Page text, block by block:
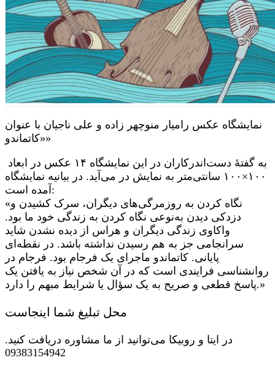
نمایشگاه عکس رامیار منوچهر زاده و علی ناجیان با عنوان
«کاتماندو»
۱۰۰×۱۰۰ سانتی‌متر به نمایش در می‌آید. در بیانیه نمایشگاه
آمده است:
«نگاه کردن به روزمرگی‌های دیگران، سرک کشیدن و
دزدکی دیدن به‌نوعی نگاه کردن به زندگی خود ما بود.
واکاوی زندگی دیگران و هراس از دیده نشدن شاید
سرانجامی جز به هم رسیدن نداشته باشد. در نقطه‌ای
پایانی. کاتماندو ماجرای یک فرجام بود. فرجام در
روانشناسی فرایندی است که در آن شخص نیاز به یافتن یک
پاسخ قطعی و صریح به یک سؤال یا شرایط مبهم را دارد.»
محل تبلیغ شما اینجاست
در ایتا و روبیکا می‌توانید از ما مشاوره دریافت کنید.
09383154942